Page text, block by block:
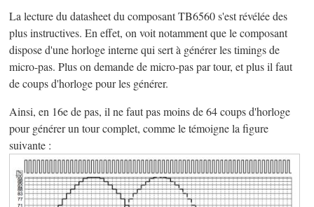
La lecture du datasheet du composant TB6560 s'est révélée des
plus instructives. En effet, on voit notamment que le composant
dispose d'une horloge interne qui sert à générer les timings de
micro-pas. Plus on demande de micro-pas par tour, et plus il faut
de coups d'horloge pour les générer.
Ainsi, en 16e de pas, il ne faut pas moins de 64 coups d'horloge
pour générer un tour complet, comme le témoigne la figure
suivante :